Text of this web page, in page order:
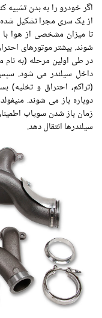
اگر خودرو را به بدن تشبیه
از یک سری مجرا تشکیل شده
تا میزان مشخصی از هوا
شوند. بیشتر موتورهای
در طی اولین مرحله (به
داخل سیلندر می شود.
(تراکم، احتراق و
دوباره باز می شوند.
زمان باز شدن سوپاپ
سیلندرها انتقال دهد.